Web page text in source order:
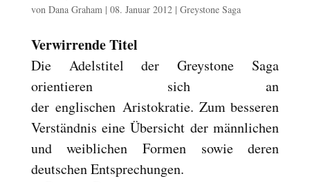
von Dana Graham| 08. Januar 2012| Greystone Saga
Verwirrende Titel
Die Adelstitel der Greystone Saga
orientieren sich an
der englischen Aristokratie. Zum besseren
Verständnis eine Übersicht der männlichen
und weiblichen Formen sowie deren
deutschen Entsprechungen.